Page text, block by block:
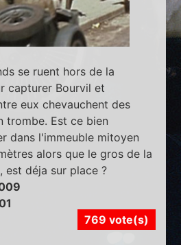
se ruent hors de la
capturer Bourvil et
eux chevauchent des
trombe. Est ce bien
dans l'immeuble mitoyen
alors que le gros de la
déja sur place ?
769 vote(s)